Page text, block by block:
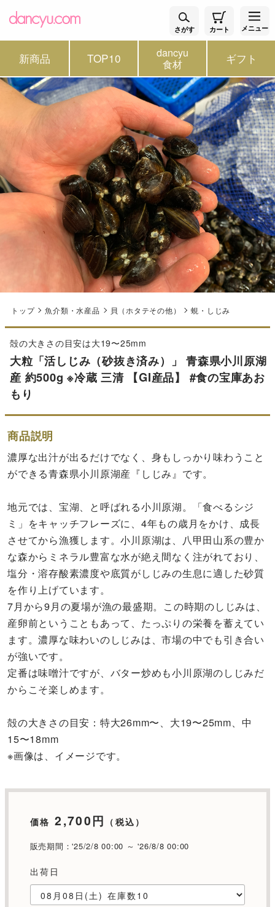
さがす カート メニュー
新商品 TOP10 dancyu
食材 ギフト
トップ 魚介類・水産品 貝（ホタテその他） 蜆・しじみ
殻の大きさの目安は大19〜25mm
大粒「活しじみ（砂抜き済み）」 青森県小川原湖
産 約500g ※冷蔵 三清 【GI産品】 #食の宝庫あお
もり
商品説明
濃厚な出汁が出るだけでなく、身もしっかり味わうこと
ができる青森県小川原湖産『しじみ』です。
地元では、宝湖、と呼ばれる小川原湖。「食べるシジ
ミ」をキャッチフレーズに、4年もの歳月をかけ、成長
させてから漁獲します。小川原湖は、八甲田山系の豊か
な森からミネラル豊富な水が絶え間なく注がれており、
塩分・溶存酸素濃度や底質がしじみの生息に適した砂質
を作り上げています。
7月から9月の夏場が漁の最盛期。この時期のしじみは、
産卵前ということもあって、たっぷりの栄養を蓄えてい
ます。濃厚な味わいのしじみは、市場の中でも引き合い
が強いです。
定番は味噌汁ですが、バター炒めも小川原湖のしじみだ
からこそ楽しめます。
殻の大きさの目安：特大26mm〜、大19〜25mm、中
15〜18mm
※画像は、イメージです。
価格 2,700円 （税込）
販売期間：'25/2/8 00:00 ～ '26/8/8 00:00
出荷日